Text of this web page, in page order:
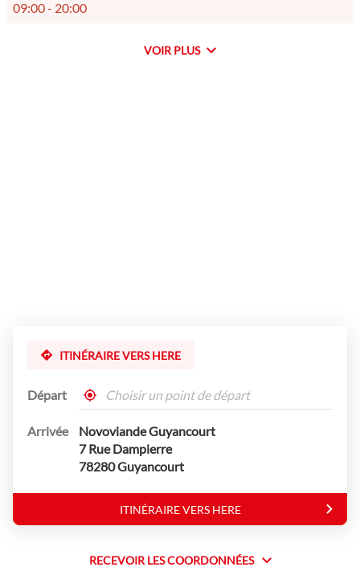
d'ouverture
09:00- 20:00
VOIR PLUS
et
ITINÉRAIRE VERS HERE
Départ
,
un
point
de
Novoviande
À
Arrivée
Novoviande Guyancourt
7 Rue Dampierre
78280 Guyancourt
ITINÉRAIRE VERS HERE
JUSQU'AU
POINT
VENTE
RECEVOIR LES COORDONNÉES